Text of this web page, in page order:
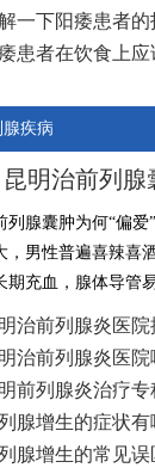
一下阳痿患者
患者在饮食上
疾病
昆明治前列
列腺囊肿为何“偏
，男性普遍喜辣喜
期充血，腺体导管
治前列腺炎医院
治前列腺炎医
前列腺炎治疗专
腺增生的症状
腺增生的常见误